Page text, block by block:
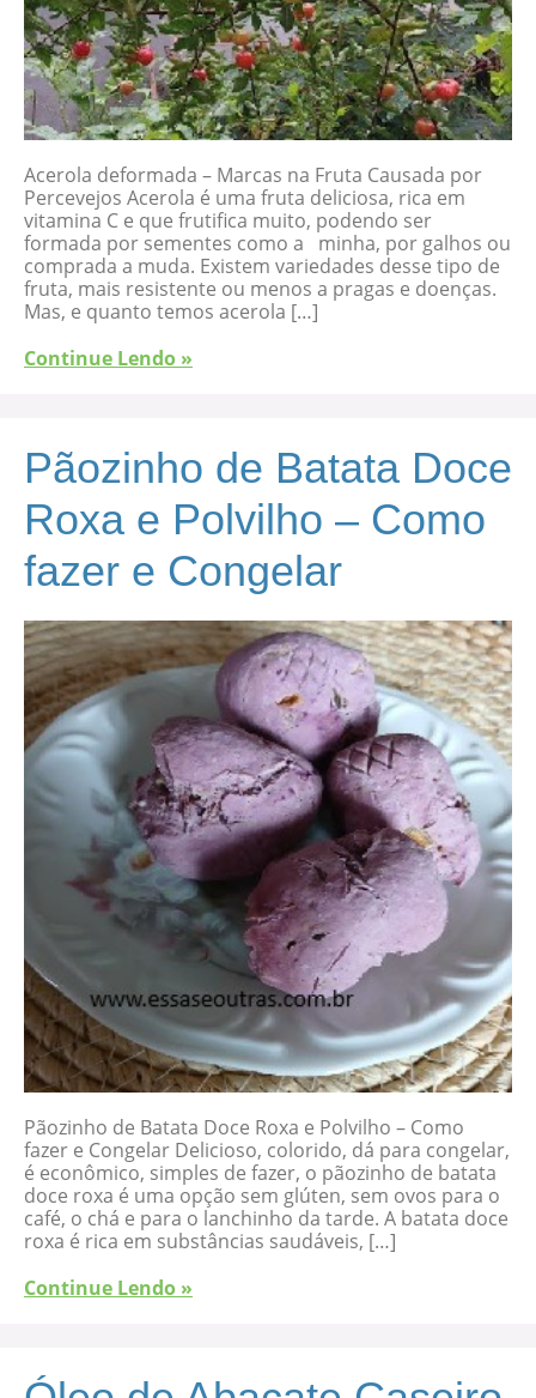
Acerola deformada – Marcas na Fruta Causada por
Percevejos Acerola é uma fruta deliciosa, rica em
vitamina C e que frutifica muito, podendo ser
formada por sementes como a minha, por galhos ou
comprada a muda. Existem variedades desse tipo de
fruta, mais resistente ou menos a pragas e doenças.
Mas, e quanto temos acerola […]
Continue Lendo »
Pãozinho de Batata Doce
Roxa e Polvilho – Como
fazer e Congelar
Pãozinho de Batata Doce Roxa e Polvilho – Como
fazer e Congelar Delicioso, colorido, dá para congelar,
é econômico, simples de fazer, o pãozinho de batata
doce roxa é uma opção sem glúten, sem ovos para o
café, o chá e para o lanchinho da tarde. A batata doce
roxa é rica em substâncias saudáveis, […]
Continue Lendo »